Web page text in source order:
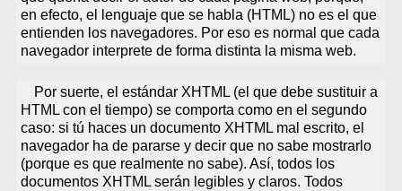
en efecto, el lenguaje que se habla (HTML) no es el que
entienden los navegadores. Por eso es normal que cada
navegador interprete de forma distinta la misma web.
Por suerte, el estándar XHTML (el que debe sustituir a
HTML con el tiempo) se comporta como en el segundo
caso: si tú haces un documento XHTML mal escrito, el
navegador ha de pararse y decir que no sabe mostrarlo
(porque es que realmente no sabe). Así, todos los
documentos XHTML serán legibles y claros. Todos